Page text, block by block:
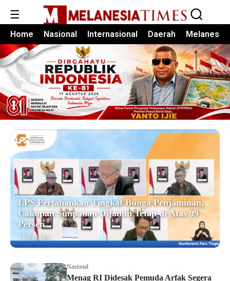
☰
Home Nasional Internasional Daerah Melanesia
LPS Pertahankan Tingkat Bunga Penjaminan,
Cakupan Simpanan Dijamin Tetap di Atas 99
Persen
1 bulan lalu
Nasional
Menag RI Didesak Pemuda Arfak Segera